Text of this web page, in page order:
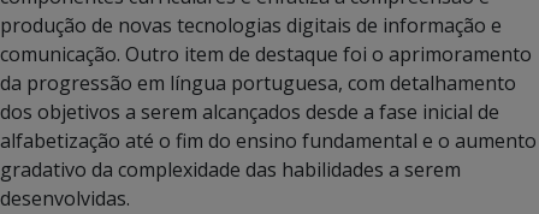
produção de novas tecnologias digitais de informação e
comunicação. Outro item de destaque foi o aprimoramento
da progressão em língua portuguesa, com detalhamento
dos objetivos a serem alcançados desde a fase inicial de
alfabetização até o fim do ensino fundamental e o aumento
gradativo da complexidade das habilidades a serem
desenvolvidas.